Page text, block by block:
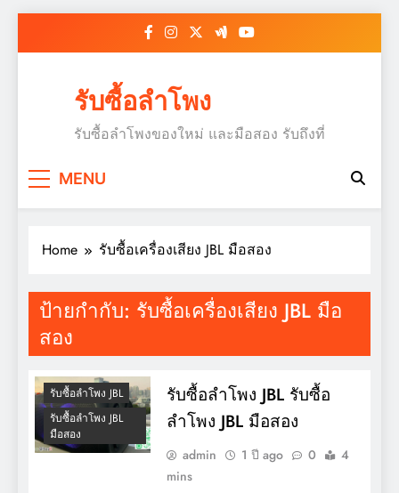
รับซื้อลำโพง
รับซื้อลำโพงของใหม่ และมือสอง รับถึงที่
MENU
Home รับซื้อเครื่องเสียง JBL มือสอง
ป้ายกำกับ: รับซื้อเครื่องเสียง JBL มือ
สอง
รับซื้อลำโพง JBL
รับซื้อลำโพง JBL
มือสอง
รับซื้อลำโพง JBL รับซื้อ
ลำโพง JBL มือสอง
admin 1 ปี ago 0
4
mins